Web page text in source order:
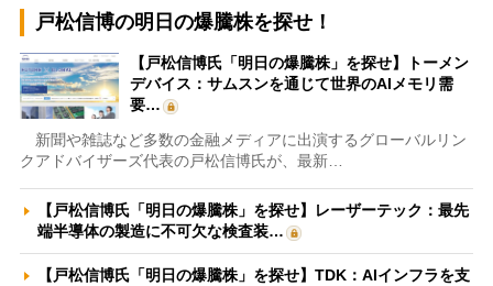
戸松信博の明日の爆騰株を探せ！
【戸松信博氏「明日の爆騰株」を探せ】トーメン
デバイス：サムスンを通じて世界のAIメモリ需
要…
新聞や雑誌など多数の金融メディアに出演するグローバルリン
クアドバイザーズ代表の戸松信博氏が、最新…
【戸松信博氏「明日の爆騰株」を探せ】レーザーテック：最先
端半導体の製造に不可欠な検査装…
【戸松信博氏「明日の爆騰株」を探せ】TDK：AIインフラを支